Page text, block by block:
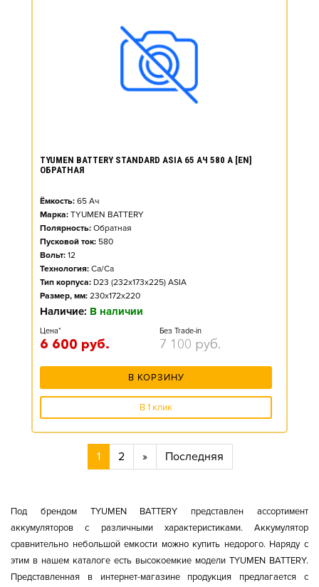
TYUMEN BATTERY STANDARD ASIA 65 АЧ 580 А [EN]
ОБРАТНАЯ
Ёмкость: 65 Ач
Марка: TYUMEN BATTERY
Полярность: Обратная
Пусковой ток: 580
Вольт: 12
Технология: Ca/Ca
Тип корпуса: D23 (232x173x225) ASIA
Размер, мм: 230x172x220
Наличие: В наличии
Цена*
6 600 руб.
Без Trade-in
7 100 руб.
В КОРЗИНУ
В 1 клик
1 2 » Последняя
Под брендом TYUMEN BATTERY представлен ассортимент
аккумуляторов с различными характеристиками. Аккумулятор
сравнительно небольшой емкости можно купить недорого. Наряду с
этим в нашем каталоге есть высокоемкие модели TYUMEN BATTERY.
Представленная в интернет-магазине продукция предлагается с